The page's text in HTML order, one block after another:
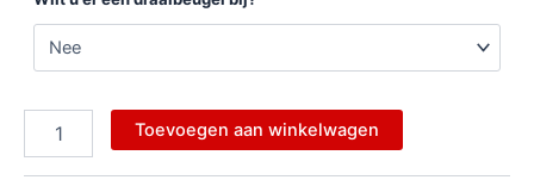
Toevoegen aan winkelwagen